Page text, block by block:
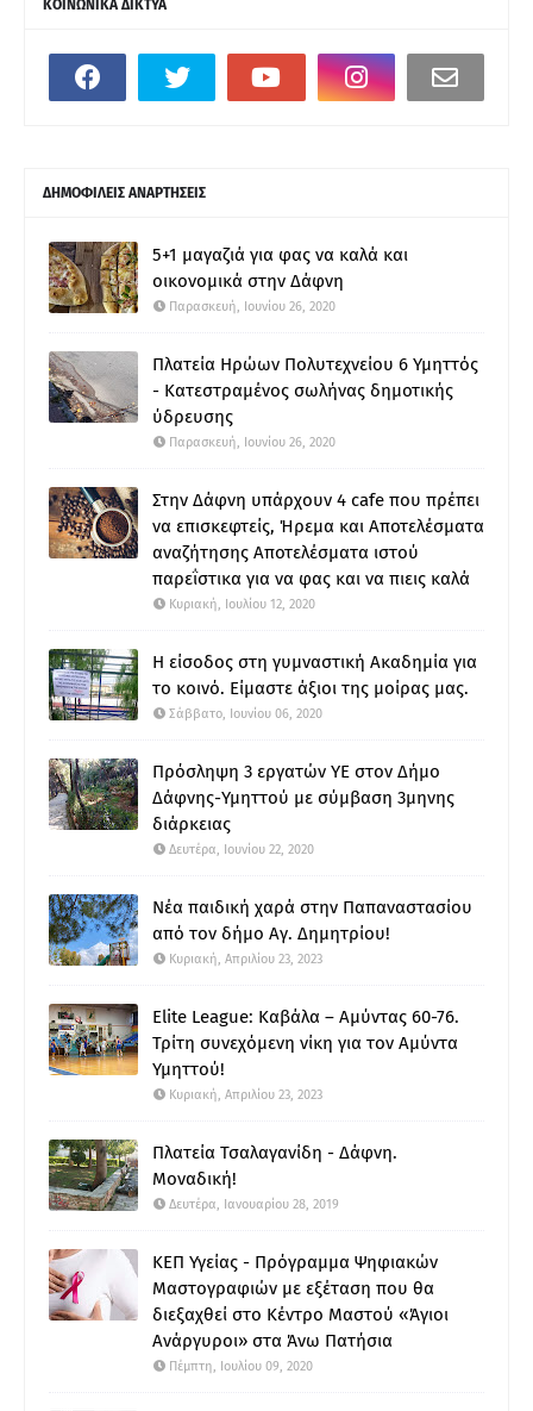
ΚΟΙΝΩΝΙΚΑ ΔΙΚΤΥΑ
ΔΗΜΟΦΙΛΕΙΣ ΑΝΑΡΤΗΣΕΙΣ
5+1 μαγαζιά για φας να καλά και
οικονομικά στην Δάφνη
Παρασκευή, Ιουνίου 26, 2020
Πλατεία Ηρώων Πολυτεχνείου 6 Υμηττός
- Κατεστραμένος σωλήνας δημοτικής
ύδρευσης
Παρασκευή, Ιουνίου 26, 2020
Στην Δάφνη υπάρχουν 4 cafe που πρέπει
να επισκεφτείς, Ήρεμα και Αποτελέσματα
αναζήτησης Αποτελέσματα ιστού
παρεΐστικα για να φας και να πιεις καλά
Κυριακή, Ιουλίου 12, 2020
Η είσοδος στη γυμναστική Ακαδημία για
το κοινό. Είμαστε άξιοι της μοίρας μας.
Σάββατο, Ιουνίου 06, 2020
Πρόσληψη 3 εργατών ΥΕ στον Δήμο
Δάφνης-Υμηττού με σύμβαση 3μηνης
διάρκειας
Δευτέρα, Ιουνίου 22, 2020
Νέα παιδική χαρά στην Παπαναστασίου
από τον δήμο Αγ. Δημητρίου!
Κυριακή, Απριλίου 23, 2023
Elite League: Καβάλα – Αμύντας 60-76.
Τρίτη συνεχόμενη νίκη για τον Αμύντα
Υμηττού!
Κυριακή, Απριλίου 23, 2023
Πλατεία Τσαλαγανίδη - Δάφνη.
Μοναδική!
Δευτέρα, Ιανουαρίου 28, 2019
ΚΕΠ Υγείας - Πρόγραμμα Ψηφιακών
Μαστογραφιών με εξέταση που θα
διεξαχθεί στο Κέντρο Μαστού «Άγιοι
Ανάργυροι» στα Άνω Πατήσια
Πέμπτη, Ιουλίου 09, 2020